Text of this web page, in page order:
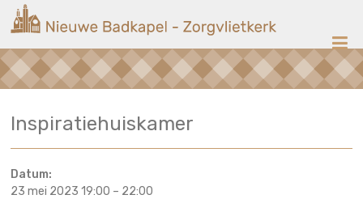
naar
inhoud
Nieuwe
Badkapel
op
Inspiratiehuiskamer
Datum:
23 mei 2023 19:00 – 22:00